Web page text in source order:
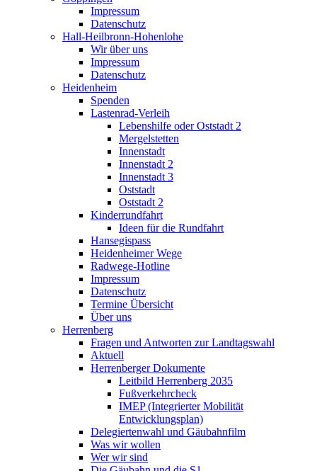
Impressum
Datenschutz
Hall-Heilbronn-Hohenlohe
Wir über uns
Impressum
Datenschutz
Heidenheim
Spenden
Lastenrad-Verleih
Lebenshilfe oder Oststadt 2
Mergelstetten
Innenstadt
Innenstadt 2
Innenstadt 3
Oststadt
Oststadt 2
Kinderrundfahrt
Ideen für die Rundfahrt
Hansegispass
Heidenheimer Wege
Radwege-Hotline
Impressum
Datenschutz
Termine Übersicht
Über uns
Herrenberg
Fragen und Antworten zur Landtagswahl
Aktuell
Herrenberger Dokumente
Leitbild Herrenberg 2035
Fußverkehrcheck
IMEP (Integrierter Mobilität
Entwicklungsplan)
Delegiertenwahl und Gäubahnfilm
Was wir wollen
Wer wir sind